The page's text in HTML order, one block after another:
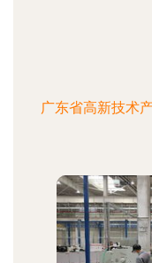
广东省高新技术